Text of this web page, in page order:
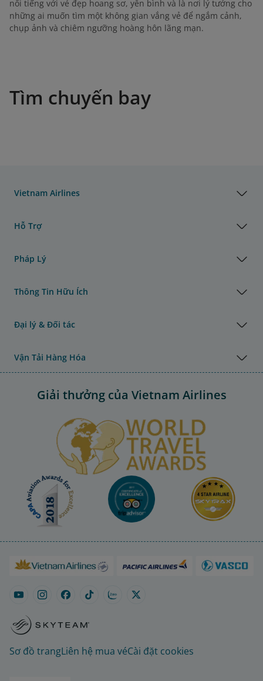
nổi tiếng với vẻ đẹp hoang sơ, yên bình và là nơi lý tưởng cho
những ai muốn tìm một không gian vắng vẻ để ngắm cảnh,
chụp ảnh và chiêm ngưỡng hoàng hôn lãng mạn.
Tìm chuyến bay
Vietnam Airlines
Hỗ Trợ
Pháp Lý
Thông Tin Hữu Ích
Đại lý & Đối tác
Vận Tải Hàng Hóa
Giải thưởng của Vietnam Airlines
Sơ đồ trangLiên hệ mua véCài đặt cookies